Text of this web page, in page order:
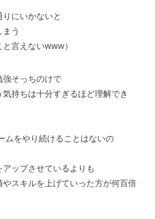
にいかないと
う
言えないwww）
強そっちのけで
持ちは十分すぎるほど理解でき
ムをやり続けることはないの
ップさせているよりも
スキルを上げていった方が何百倍